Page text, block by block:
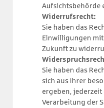
Aufsichtsbehörde
Widerrufsrecht:
Sie haben das
Einwilligungen
Zukunft zu
Sie haben das
sich aus Ihrer
ergeben, jederzeit
Verarbeitung der